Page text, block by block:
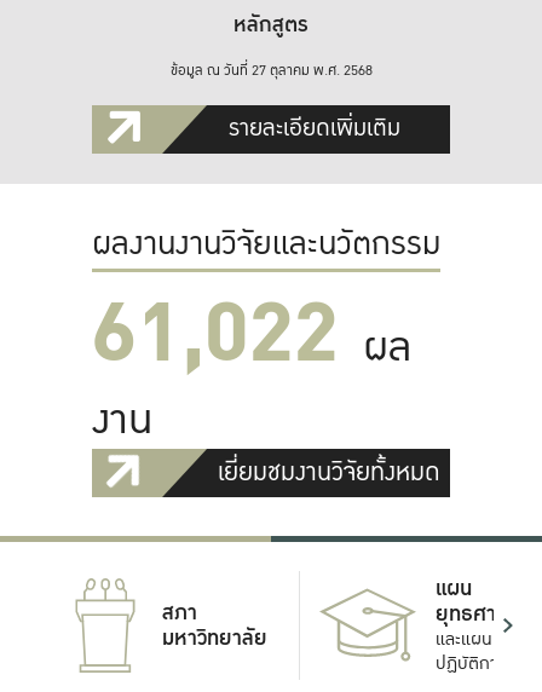
หลักสูตร
ข้อมูล ณ วันที่ 27 ตุลาคม พ.ศ. 2568
รายละเอียดเพิ่มเติม
ผลงานงานวิจัยและนวัตกรรม
61,022 ผล
งาน
เยี่ยมชมงานวิจัยทั้งหมด
สภา
มหาวิทยาลัย
แผน
ยุทธศาสตร์
และแผน
ปฏิบัติการ